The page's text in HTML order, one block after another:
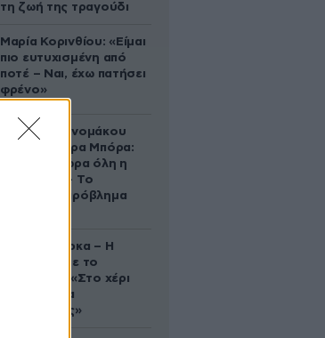
τη ζωή της τραγούδι
Μαρία Κορινθίου: «Είμαι
πιο ευτυχισμένη από
ποτέ – Ναι, έχω πατήσει
φρένο»
Αθηνά Οικονομάκου
από τα Μπόρα Μπόρα:
«Έσκασε τώρα όλη η
κούραση» – Το
απρόοπτο πρόβλημα
Δανάη Μπάρκα – Η
ανάρτηση με το
σάντουιτς: «Στο χέρι
σου είναι να
αδυνατίσεις»